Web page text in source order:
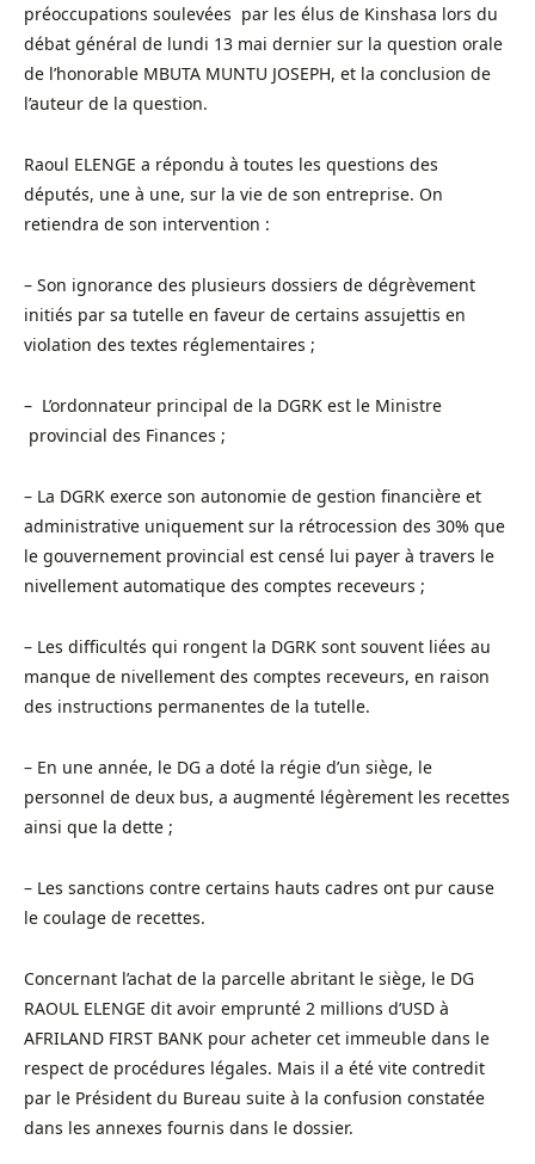
préoccupations soulevées par les élus de Kinshasa lors du
débat général de lundi 13 mai dernier sur la question orale
de l’honorable MBUTA MUNTU JOSEPH, et la conclusion de
l’auteur de la question.
Raoul ELENGE a répondu à toutes les questions des
députés, une à une, sur la vie de son entreprise. On
retiendra de son intervention :
– Son ignorance des plusieurs dossiers de dégrèvement
initiés par sa tutelle en faveur de certains assujettis en
violation des textes réglementaires ;
– L’ordonnateur principal de la DGRK est le Ministre
provincial des Finances ;
– La DGRK exerce son autonomie de gestion financière et
administrative uniquement sur la rétrocession des 30% que
le gouvernement provincial est censé lui payer à travers le
nivellement automatique des comptes receveurs ;
– Les difficultés qui rongent la DGRK sont souvent liées au
manque de nivellement des comptes receveurs, en raison
des instructions permanentes de la tutelle.
– En une année, le DG a doté la régie d’un siège, le
personnel de deux bus, a augmenté légèrement les recettes
ainsi que la dette ;
– Les sanctions contre certains hauts cadres ont pur cause
le coulage de recettes.
Concernant l’achat de la parcelle abritant le siège, le DG
RAOUL ELENGE dit avoir emprunté 2 millions d’USD à
AFRILAND FIRST BANK pour acheter cet immeuble dans le
respect de procédures légales. Mais il a été vite contredit
par le Président du Bureau suite à la confusion constatée
dans les annexes fournis dans le dossier.